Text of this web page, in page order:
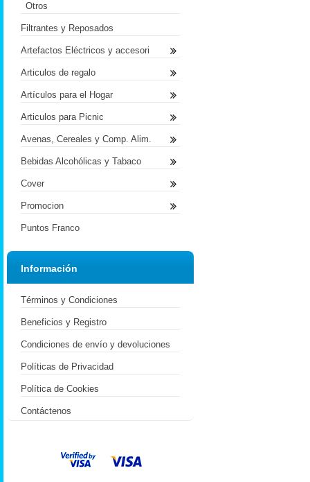
Otros
Filtrantes y Reposados
Artefactos Eléctricos y accesori
Articulos de regalo
Artículos para el Hogar
Articulos para Picnic
Avenas, Cereales y Comp. Alim.
Bebidas Alcohólicas y Tabaco
Cover
Promocion
Puntos Franco
Información
Términos y Condiciones
Beneficios y Registro
Condiciones de envío y devoluciones
Políticas de Privacidad
Política de Cookies
Contáctenos